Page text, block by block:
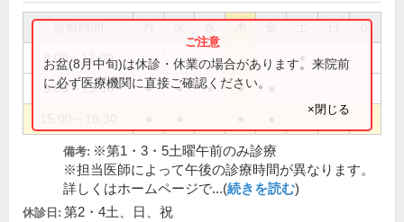
祝
9:00～12:00
9:00～13:00 ● ● ● ●
お盆(8月中旬)は休診・休業の場合があります。来院前
に必ず医療機関に直接ご確認ください。
×閉じる
備考: ※第1・3・5土曜午前のみ診療
※担当医師によって午後の診療時間が異なります。
詳しくはホームページで...(続きを読む)
休診日: 第2・4土、日、祝